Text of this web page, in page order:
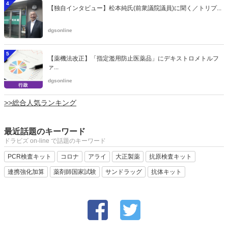
4
【独自インタビュー】松本純氏(前衆議院議員)に聞く／トリプ...
dgsonline
5
【薬機法改正】「指定濫用防止医薬品」にデキストロメトルフ
ァ...
dgsonline
>>総合人気ランキング
最近話題のキーワード
ドラビズ on-line で話題のキーワード
PCR検査キット コロナ アライ 大正製薬 抗原検査キット
連携強化加算 薬剤師国家試験 サンドラッグ 抗体キット